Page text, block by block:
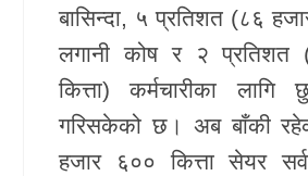
बासिन्दा, ५ प्रतिशत (८६
लगानी कोष र २ प्रतिशत
कित्ता) कर्मचारीका लागि
गरिसकेको छ। अब बाँकी
हजार ६०० कित्ता सेयर